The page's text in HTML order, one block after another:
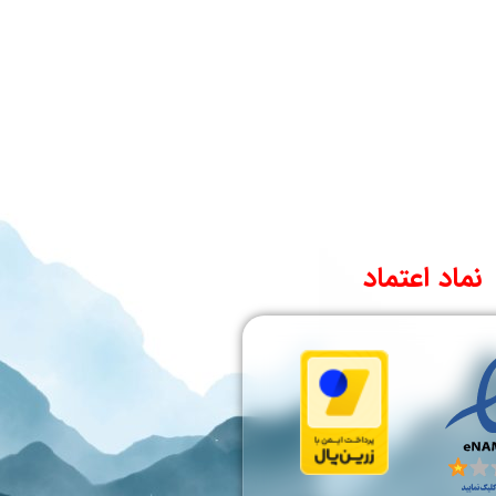
نماد اعتماد